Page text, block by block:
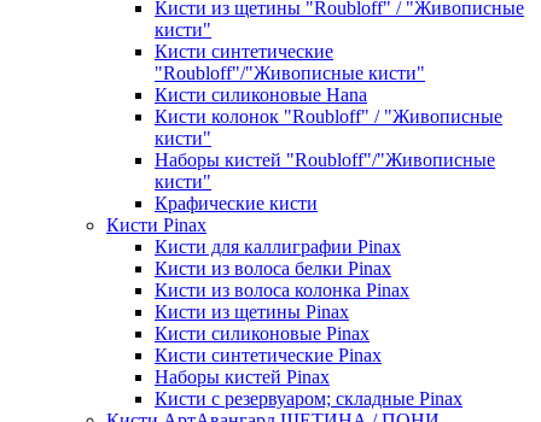
Кисти из щетины "Roubloff" / "Живописные
кисти"
Кисти синтетические
"Roubloff"/"Живописные кисти"
Кисти силиконовые Hana
Кисти колонок "Roubloff" / "Живописные
кисти"
Наборы кистей "Roubloff"/"Живописные
кисти"
Крафические кисти
Кисти Pinax
Кисти для каллиграфии Pinax
Кисти из волоса белки Pinax
Кисти из волоса колонка Pinax
Кисти из щетины Pinax
Кисти силиконовые Pinax
Кисти синтетические Pinax
Наборы кистей Pinax
Кисти с резервуаром; складные Pinax